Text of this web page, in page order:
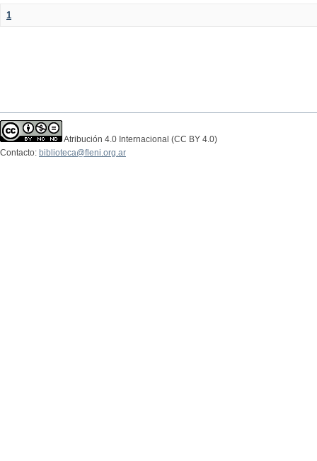
1
Atribución 4.0 Internacional (CC BY 4.0)
Contacto: biblioteca@fleni.org.ar